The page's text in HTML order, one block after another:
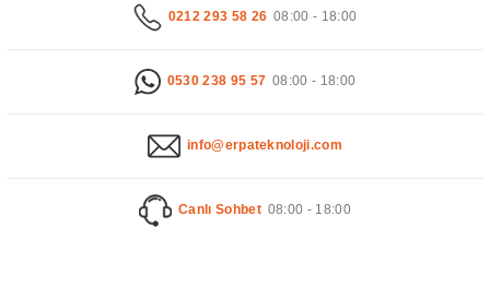
0212 293 58 26 08:00 - 18:00
0530 238 95 57 08:00 - 18:00
info@erpateknoloji.com
Canlı Sohbet 08:00 - 18:00